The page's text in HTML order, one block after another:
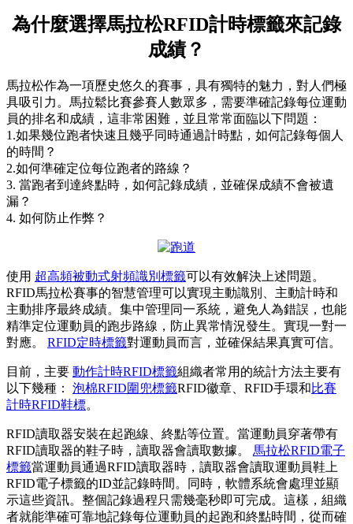
為什麼選擇馬拉松RFID計時標籤來記錄
成績？
馬拉松作為一項歷史悠久的賽事，具有獨特的魅力，對人們極
具吸引力。馬拉鬆比賽參賽人數眾多，需要準確記錄每位運動
員的排名和成績，這非常困難，並且常常面臨以下問題：
1.如果幾位跑者快速且幾乎同時通過計時點，如何記錄每個人
的時間？
2.如何準確定位每位跑者的路線？
3. 當跑者到達終點時，如何記錄成績，並確保成績不會被遺
漏？
4. 如何防止作弊？
使用 超高頻被動式射頻識別標籤可以有效解決上述問題。
RFID馬拉松賽事的智慧管理可以實現主動識別、主動計時和
主動排序最終成績。集中管理同一系統，避免人為錯誤，也能
精準定位運動員的跑步路線，防止異常情況發生。實現一對一
對應。 RFID定時標籤對運動員而言，並確保結果真實可信。
目前，主要 動作計時RFID標籤組織者常用的統計方法主要有
以下幾種： 泡棉RFID圍兜標籤RFID徽章、RFID手環和比賽
計時RFID鞋標。
RFID讀取器安裝在起跑線、終點等位置。當運動員穿著帶有
RFID讀取器的鞋子時，讀取器會讀取數據。 馬拉松RFID電子
標籤當運動員通過RFID讀取器時，讀取器會讀取運動員鞋上
RFID電子標籤的ID並記錄時間。同時，軟體系統會處理並顯
示這些資訊。整個記錄過程只需幾毫秒即可完成。這樣，組織
者就能準確可靠地記錄每位運動員的起跑和終點時間，從而確